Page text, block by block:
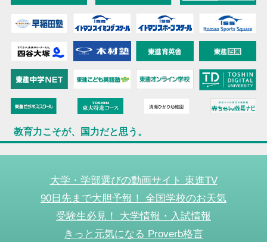
教育力こそが、国力だと思う。
大学・学部選びの動画サイト 東進TV
90日先まで大胆予報！ 全国学校のお天気
受験生必見！ 大学情報・入試情報
きっと元気になる Proverb格言